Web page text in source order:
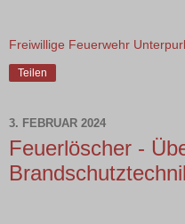
Freiwillige Feuerwehr
Teilen
3. FEBRUAR 2024
Feuerlöscher -